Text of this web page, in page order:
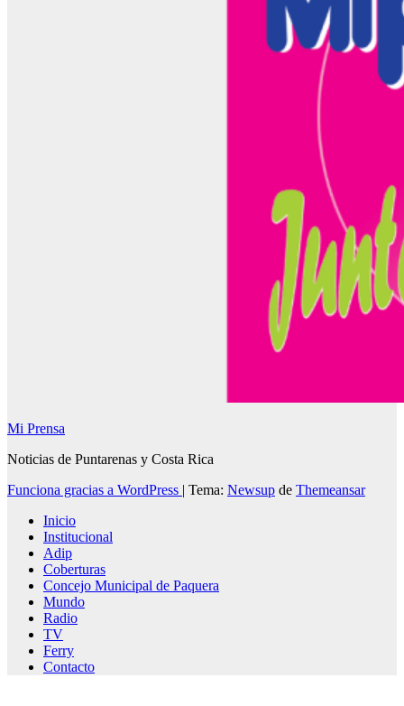
Mi Prensa
Noticias de Puntarenas y Costa Rica
Funciona gracias a WordPress | Tema: Newsup de Themeansar
Inicio
Institucional
Adip
Coberturas
Concejo Municipal de Paquera
Mundo
Radio
TV
Ferry
Contacto